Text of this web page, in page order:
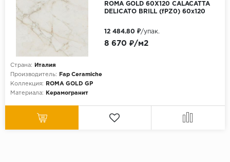
ROMA GOLD 60X120 CALACATTA
DELICATO BRILL (fPZ0) 60х120
Страна:
Италия
Производитель:
Fap Ceramiche
Коллекция:
ROMA GOLD GP
Материала:
Керамогранит
8 670 ₽/м2
12 484.80 ₽/упак.